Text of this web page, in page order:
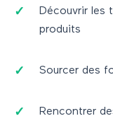
Découvrir les
produits
Sourcer des
Rencontrer